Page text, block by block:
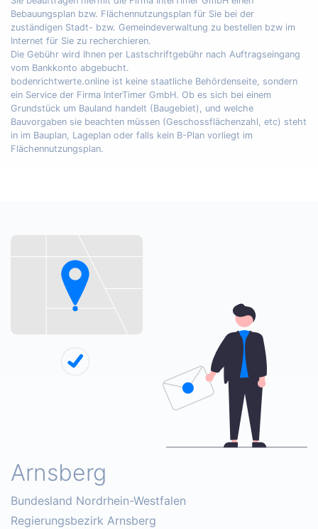
Bebauungsplan bzw. Flächennutzungsplan für Sie bei der
zuständigen Stadt- bzw. Gemeindeverwaltung zu bestellen bzw im
Internet für Sie zu recherchieren.
Die Gebühr wird Ihnen per Lastschriftgebühr nach Auftragseingang
vom Bankkonto abgebucht.
bodenrichtwerte.online ist keine staatliche Behördenseite, sondern
ein Service der Firma InterTimer GmbH. Ob es sich bei einem
Grundstück um Bauland handelt (Baugebiet), und welche
Bauvorgaben sie beachten müssen (Geschossflächenzahl, etc) steht
in im Bauplan, Lageplan oder falls kein B-Plan vorliegt im
Flächennutzungsplan.
Arnsberg
Bundesland Nordrhein-Westfalen
Regierungsbezirk Arnsberg